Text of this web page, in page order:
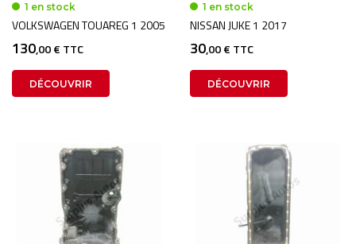
1 en stock
VOLKSWAGEN TOUAREG 1 2005
130,00 € TTC
DÉCOUVRIR
1 en stock
NISSAN JUKE 1 2017
30,00 € TTC
DÉCOUVRIR